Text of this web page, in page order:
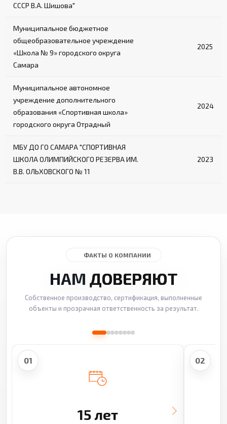
СССР В.А. Шишова"
Муниципальное бюджетное
общеобразовательное учреждение
«Школа № 9» городского округа
Самара
2025
Муниципальное автономное
учреждение дополнительного
образования «Спортивная школа»
городского округа Отрадный
2024
МБУ ДО ГО САМАРА "СПОРТИВНАЯ
ШКОЛА ОЛИМПИЙСКОГО РЕЗЕРВА ИМ.
В.В. ОЛЬХОВСКОГО № 11
2023
ФАКТЫ О КОМПАНИИ
НАМ ДОВЕРЯЮТ
Собственное производство, сертификация, выполненные
объекты и прозрачная ответственность за результат.
01
15 лет
02